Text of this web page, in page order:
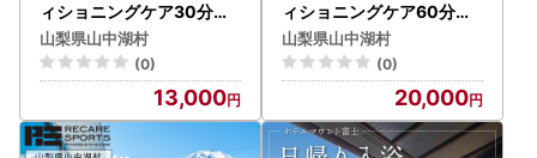
ィショニングケア30分 1
回券 YAS003
山梨県山中湖村
(0)
13,000
ィショニングケア60分 1
回券 YAS004
山梨県山中湖村
(0)
20,000